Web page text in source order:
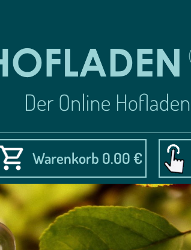
Warenkorb 0.00 €